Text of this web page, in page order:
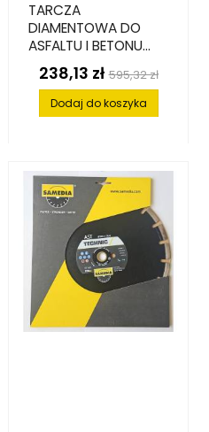
TARCZA
DIAMENTOWA DO
ASFALTU I BETONU
ZBROJONEGO, 350
MM X 25.4 MM X 3.4
MM X 8 MM
Cena
238,13 zł Cena
podstawowa
595,32 zł
Dodaj do koszyka